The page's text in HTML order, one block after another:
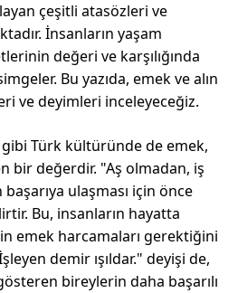
çeşitli atasözleri ve
İnsanların yaşam
değeri ve karşılığında
Bu yazıda, emek ve alın
ve deyimleri inceleyeceğiz.
Türk kültüründe de emek,
bir değerdir. "Aş olmadan, iş
ulaşması için önce
Bu, insanların hayatta
emek harcamaları gerektiğini
demir ışıldar." deyişi de,
bireylerin daha başarılı